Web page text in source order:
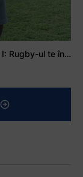
Mohamed Salhi, vicecampion național juniori I: Rugby-ul te învață să accepți și înfrângerile